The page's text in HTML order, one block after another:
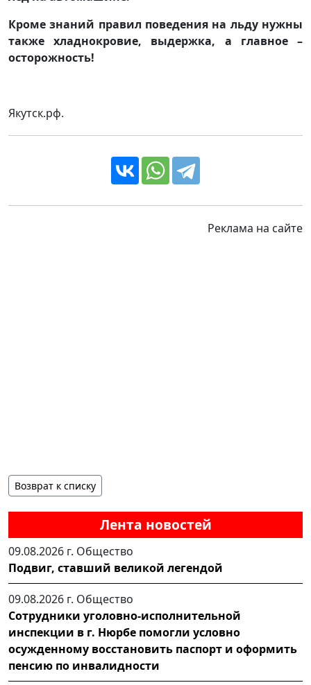
Лента новостей
09.08.2026 г. Общество
Подвиг, ставший великой легендой
09.08.2026 г. Общество
Сотрудники уголовно-исполнительной
инспекции в г. Нюрбе помогли условно
осужденному восстановить паспорт и оформить
пенсию по инвалидности
Кроме знаний правил поведения на льду нужны
также хладнокровие, выдержка, а главное –
осторожность!
Якутск.рф.
Реклама на сайте
Возврат к списку